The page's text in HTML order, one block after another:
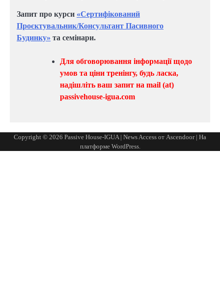
Запит про курси «Сертифікований
Проєктувальник/Консультант Пасивного
Будинку» та семінари.
Для обговорювання інформації щодо
умов та ціни тренінгу, будь ласка,
надішліть ваш запит на mail (at)
passivehouse-igua.com
Copyright © 2026 Passive House-IGUA | News Access от Ascendoor| На
платформе WordPress.